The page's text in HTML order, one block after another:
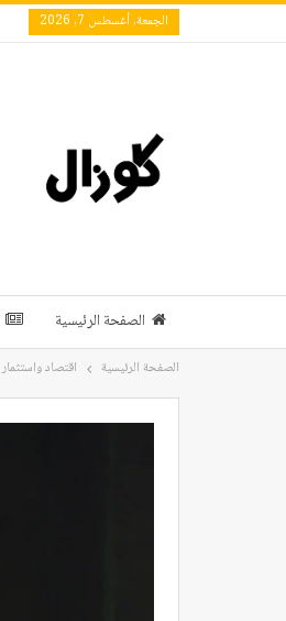
الجمعة, أغسطس 7, 2026
الصفحة الرئيسية
الصفحة الرئيسية اقتصاد واستثمار